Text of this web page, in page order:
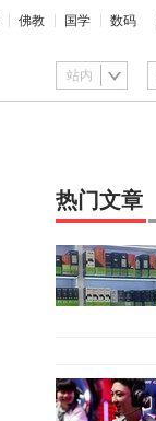
佛教 国学 数码
站内
热门文章